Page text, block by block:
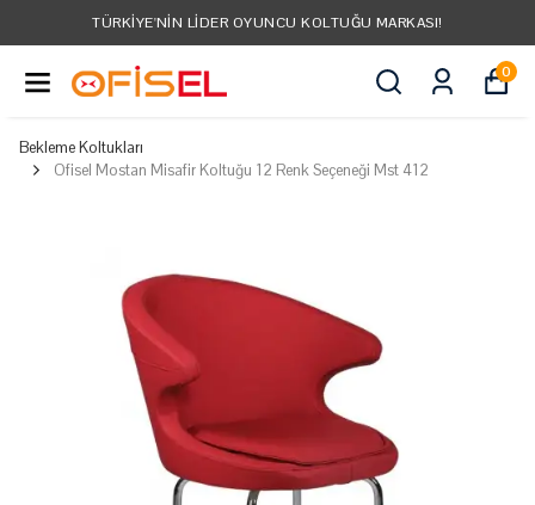
TÜRKIYE'NIN LIDER OYUNCU KOLTUĞU MARKASI!
0
Bekleme Koltukları
Ofisel Mostan Misafir Koltuğu 12 Renk Seçeneği Mst 412